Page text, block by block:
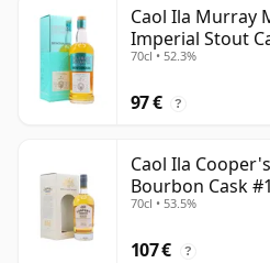
Caol Ila Murray
Imperial Stout
70cl • 52.3%
97 € ?
Caol Ila
Bourbon Cask
70cl • 53.5%
107 € ?